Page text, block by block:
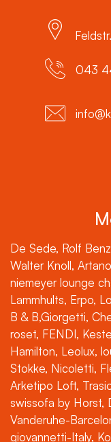
043
De Sede, Rolf
Walter Knoll,
niemeyer lounge
Lammhults, Erpo,
B & B,Giorgetti,
roset, FENDI,
Hamilton, Leolux,
Stokke, Nicoletti,
Arketipo Loft,
swissofa by Horst,
Vanderuhe-
giovannetti-Italy,